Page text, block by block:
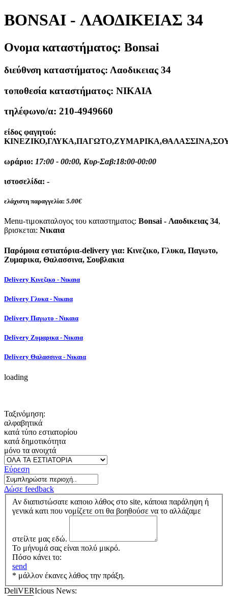
BONSAI - ΛΑΟΔΙΚΕΙΑΣ 34
Ονομα καταστήματος: Bonsai
διεύθνση καταστήματος: Λαοδικειας 34
τοποθεσία καταστήματος: ΝΙΚΑΙΑ
τηλέφωνο/α: 210-4949660
είδος φαγητού:
ωράριο: 17:00 - 00:00, Κυρ-Σαβ:18:00-00:00
ιστοσελίδα: -
ελάχιστη παραγγελία: 5.00€
Menu-τιμοκαταλογος του καταστηματος: Bonsai - Λαοδικειας 34,
βρισκεται: Νικαια
Παρόμοια εστιατόρια-delivery για: Κινεζικο, Γλυκα, Παγωτο,
Ζυμαρικα, Θαλασσινα, Σουβλακια
Delivery Κινεζικο - Νικαια
Delivery Γλυκα - Νικαια
Delivery Παγωτο - Νικαια
Delivery Ζυμαρικα - Νικαια
Delivery Θαλασσινα - Νικαια
loading
Ταξινόμηση:
αλφαβητικά
κατά τύπο εστιατορίου
κατά δημοτικότητα
μόνο τα ανοιχτά
Εύρεση
Δώσε feedback
Αν διαπιστώσατε καποιο λάθος στο site, κάποια παράληψη ή
γενικά κατι που νομίζετε οτι θα βοηθούσε να το αλλάζαμε
στείλτε μας εδώ.
Το μήνυμά σας είναι πολύ μικρό.
Πόσο κάνει το:
send
* μάλλον έκανες λάθος την πράξη.
DeliVERIcious News: